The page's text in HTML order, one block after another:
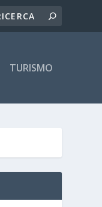
TURISMO